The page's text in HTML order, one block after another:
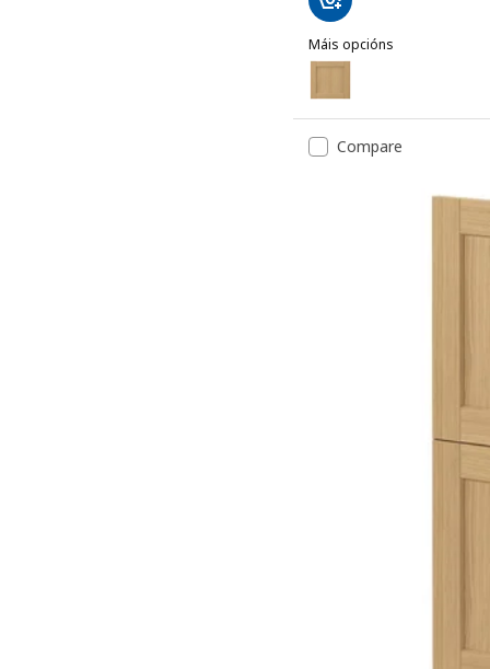
Máis opcións
FORSBACKA
Opción: FORSBACKA,
Opción: FORSBACKA,
Opción: FORSBACKA,
Opción: FORSBACKA,
Compare